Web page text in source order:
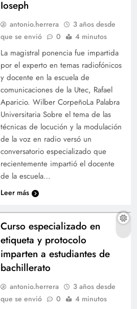
Ioseph
antonio.herrera
3 años desde
que se envió
0 4 minutos
La magistral ponencia fue impartida
por el experto en temas radiofónicos
y docente en la escuela de
comunicaciones de la Utec, Rafael
Aparicio. Wilber CorpeñoLa Palabra
Universitaria Sobre el tema de las
técnicas de locución y la modulación
de la voz en radio versó un
conversatorio especializado que
recientemente impartió el docente
de la escuela…
Leer más
Curso especializado en
etiqueta y protocolo
imparten a estudiantes de
bachillerato
antonio.herrera
3 años desde
que se envió
0 4 minutos